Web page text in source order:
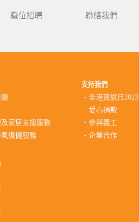
職位招聘 聯絡我們
及家居支援服務
復健服務
支持我們
全港賣旗日2023
愛心捐款
參與義工
企業合作